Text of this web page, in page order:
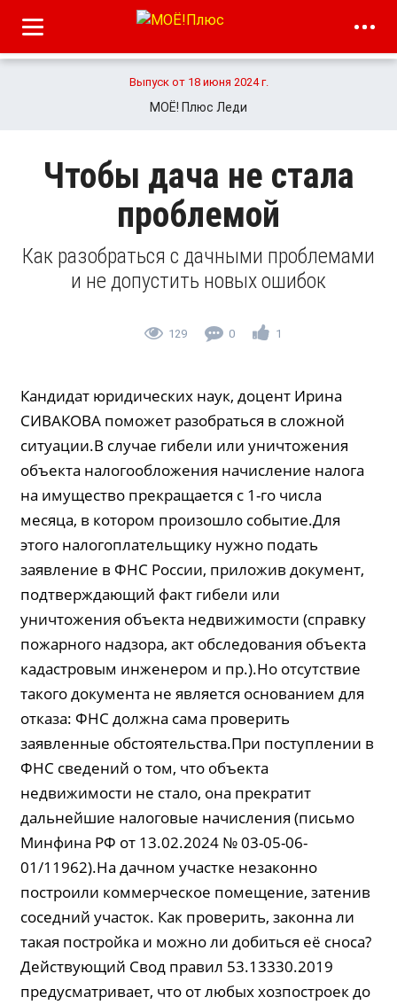
Выпуск от 18 июня 2024 г.
МОЁ! Плюс Леди
Чтобы дача не стала
проблемой
Как разобраться с дачными проблемами
и не допустить новых ошибок
129 0 1
Кандидат юридических наук, доцент Ирина
СИВАКОВА поможет разобраться в сложной
ситуации.В случае гибели или уничтожения
объекта налогообложения начисление налога
на имущество прекращается с 1-го числа
месяца, в котором произошло событие.Для
этого налогоплательщику нужно подать
заявление в ФНС России, приложив документ,
подтверждающий факт гибели или
уничтожения объекта недвижимости (справку
пожарного надзора, акт обследования объекта
кадастровым инженером и пр.).Но отсутствие
такого документа не является основанием для
отказа: ФНС должна сама проверить
заявленные обстоятельства.При поступлении в
ФНС сведений о том, что объекта
недвижимости не стало, она прекратит
дальнейшие налоговые начисления (письмо
Минфина РФ от 13.02.2024 № 03-05-06-
01/11962).На дачном участке незаконно
построили коммерческое помещение, затенив
соседний участок. Как проверить, законна ли
такая постройка и можно ли добиться её сноса?
Действующий Свод правил 53.13330.2019
предусматривает, что от любых хозпостроек до